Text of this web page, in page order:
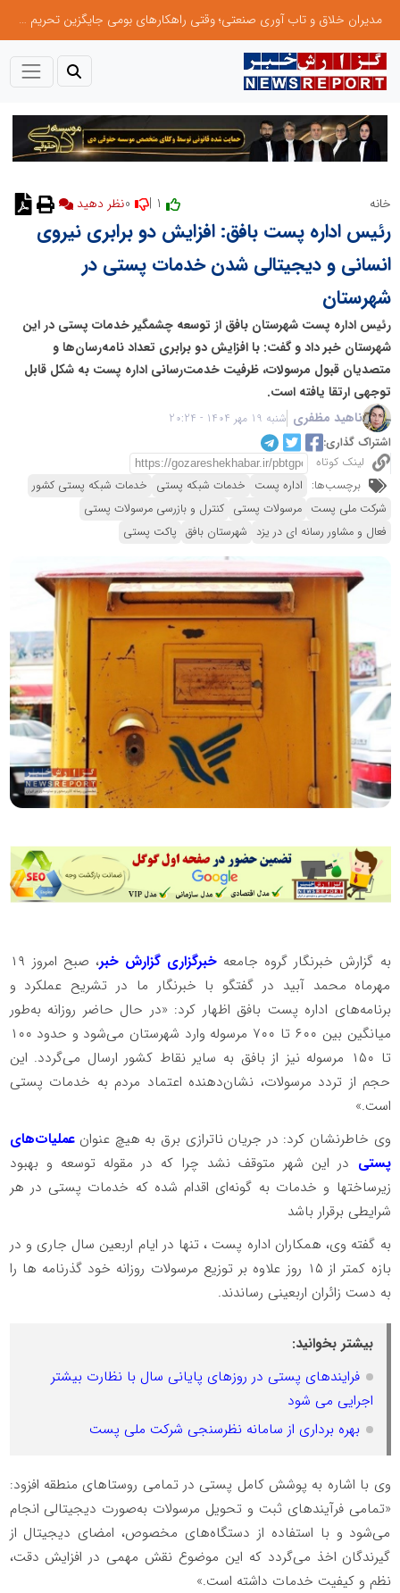
مدیران خلاق و تاب آوری صنعتی؛ وقتی راهکارهای بومی جایگزین تحریم میشود
خانه نظر دهید
رئیس اداره پست بافق: افزایش دو برابری نیروی
انسانی و دیجیتالی شدن خدمات پستی در
شهرستان
رئیس اداره پست شهرستان بافق از توسعه چشمگیر خدمات پستی در این
شهرستان خبر داد و گفت: با افزایش دو برابری تعداد نامه‌رسان‌ها و
متصدیان قبول مرسولات، ظرفیت خدمت‌رسانی اداره پست به شکل قابل
توجهی ارتقا یافته است.
ناهید مظفری شنبه 19 مهر 1404 - 20:24
اشتراک گذاری:
لینک کوتاه
برچسب‌ها: اداره پست خدمات شبکه پستی خدمات شبکه پستی کشور
شرکت ملی پست مرسولات پستی کنترل و بازرسی مرسولات پستی
فعال و مشاور رسانه ای در یزد شهرستان بافق پاکت پستی
به گزارش خبرنگار گروه جامعه خبرگزاری گزارش خبر
، صبح امروز ۱۹
مهرماه محمد آبید در گفتگو با خبرنگار ما در تشریح عملکرد و
برنامه‌های اداره پست بافق اظهار کرد: «در حال حاضر روزانه به‌طور
میانگین بین ۶۰۰ تا ۷۰۰ مرسوله وارد شهرستان می‌شود و حدود ۱۰۰
تا ۱۵۰ مرسوله نیز از بافق به سایر نقاط کشور ارسال می‌گردد. این
حجم از تردد مرسولات، نشان‌دهنده اعتماد مردم به خدمات پستی
است.»
وی خاطرنشان کرد: در جریان ناترازی برق به هیچ عنوان عملیات‌های
پستی در این شهر متوقف نشد چرا که در مقوله توسعه و بهبود
زیرساختها و خدمات به گونه‌ای اقدام شده که خدمات پستی در هر
شرایطی برقرار باشد
به گفته وی، همکاران اداره پست ، تنها در ایام اربعین سال جاری و در
بازه کمتر از ۱۵ روز علاوه بر توزیع مرسولات روزانه خود گذرنامه ها را
به دست زائران اربعینی رساندند.
بیشتر بخوانید:
فرایندهای پستی در روزهای پایانی سال با نظارت بیشتر
اجرایی می شود
بهره برداری از سامانه نظرسنجی شرکت ملی پست
وی با اشاره به پوشش کامل پستی در تمامی روستاهای منطقه افزود:
«تمامی فرآیندهای ثبت و تحویل مرسولات به‌صورت دیجیتالی انجام
می‌شود و با استفاده از دستگاه‌های مخصوص، امضای دیجیتال از
گیرندگان اخذ می‌گردد که این موضوع نقش مهمی در افزایش دقت،
نظم و کیفیت خدمات داشته است.»